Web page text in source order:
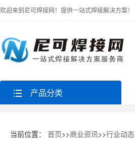
欢迎来到尼可焊接网！提供一站式焊接解决方案！
产品分类
当前位置： 首页>>商业资讯>>行业动态